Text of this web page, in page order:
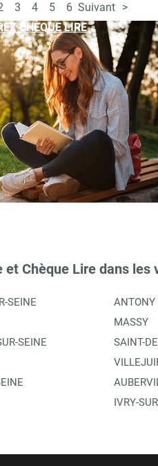
3 4 5 6 Suivant
CHÈQUE LIRE
Chèque Lire dans les
SEINE
SEINE
ANTONY
MASSY
SAINT-
IVRY-